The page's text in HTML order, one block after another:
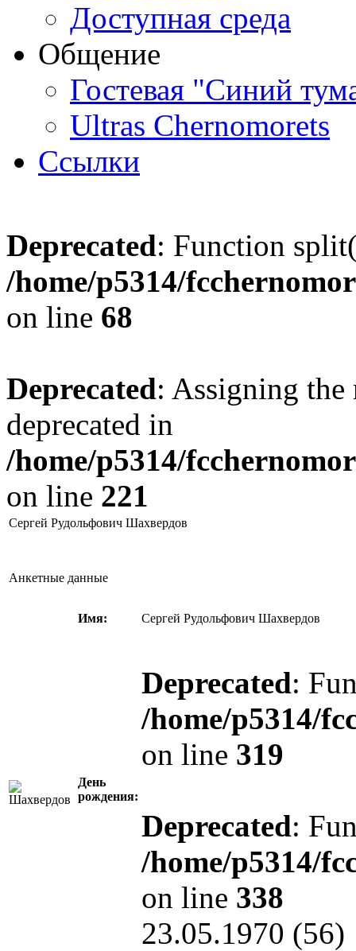
Доступная среда
Общение
Гостевая "Синий
Ultras Chernomorets
Ссылки
Deprecated: Function
/home/p5314/
on line 68
Deprecated: Assigning the
deprecated in
/home/p5314/
on line 221
Сергей Рудольфович Шахвердов
Анкетные данные
Имя: Сергей Рудольфович Шахвердов
День
рождения:
Deprecated:
/home/p5314/
on line 319
Deprecated:
/home/p5314/
on line 338
23.05.1970 (56)